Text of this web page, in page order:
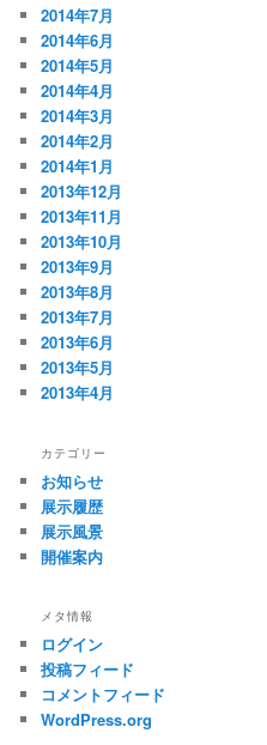
2014年7月
2014年6月
2014年5月
2014年4月
2014年3月
2014年2月
2014年1月
2013年12月
2013年11月
2013年10月
2013年9月
2013年8月
2013年7月
2013年6月
2013年5月
2013年4月
カテゴリー
お知らせ
展示履歴
展示風景
開催案内
メタ情報
ログイン
投稿フィード
コメントフィード
WordPress.org